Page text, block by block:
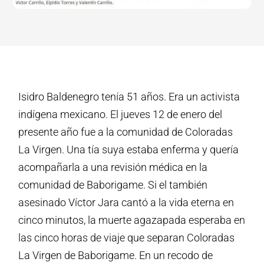
Isidro Baldenegro tenía 51 años. Era un activista
indígena mexicano. El jueves 12 de enero del
presente año fue a la comunidad de Coloradas
La Virgen. Una tía suya estaba enferma y quería
acompañarla a una revisión médica en la
comunidad de Baborigame. Si el también
asesinado Víctor Jara cantó a la vida eterna en
cinco minutos, la muerte agazapada esperaba en
las cinco horas de viaje que separan Coloradas
La Virgen de Baborigame. En un recodo de